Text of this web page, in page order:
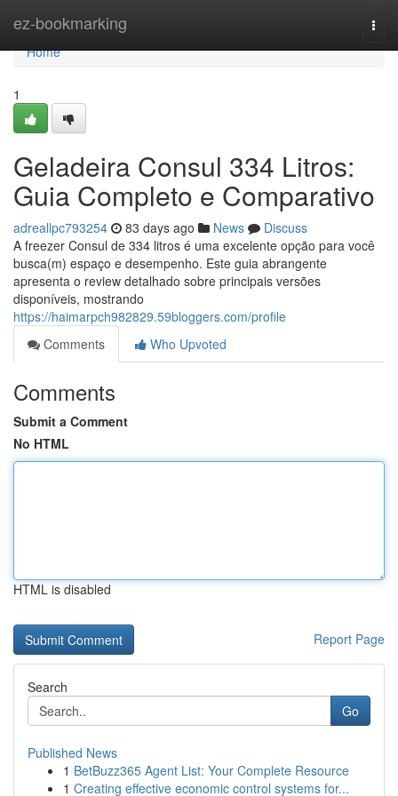
ez-bookmarking
Home
Home
1
Geladeira Consul 334 Litros:
Guia Completo e Comparativo
adreallpc793254 83 days ago News
Discuss
A freezer Consul de 334 litros é uma excelente opção para você
busca(m) espaço e desempenho. Este guia abrangente
apresenta o review detalhado sobre principais versões
disponíveis, mostrando
https://haimarpch982829.59bloggers.com/profile
Comments
Who Upvoted
Comments
Submit a Comment
No HTML
HTML is disabled
Report Page
Search
Go
Published News
1 BetBuzz365 Agent List: Your Complete Resource
1 Creating effective economic control systems for...